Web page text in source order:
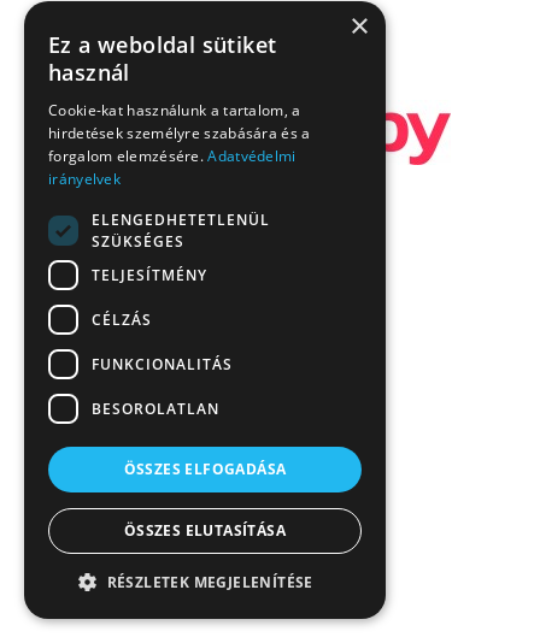
×
Ez a weboldal sütiket
használ
Cookie-kat használunk a tartalom, a
hirdetések személyre szabására és a
forgalom elemzésére.Adatvédelmi
irányelvek
ELENGEDHETETLENÜL
SZÜKSÉGES
TELJESÍTMÉNY
CÉLZÁS
FUNKCIONALITÁS
BESOROLATLAN
ÖSSZES ELFOGADÁSA
ÖSSZES ELUTASÍTÁSA
RÉSZLETEK MEGJELENÍTÉSE